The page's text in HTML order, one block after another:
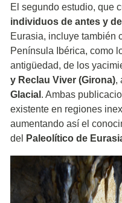
El segundo estudio, que
individuos de antes y
Eurasia, incluye también
Península Ibérica, como
antigüedad, de los
y Reclau Viver (Girona),
Glacial . Ambas
existente en regiones
aumentando así el
del
Paleolítico de